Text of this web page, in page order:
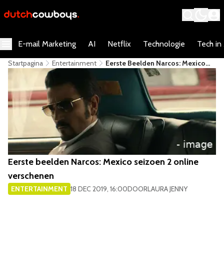
E-mail Marketing AI Netflix Technologie Tech in
Startpagina Entertainment
​Eerste Beelden Narcos: Mexico
Seizoen 2 Online Verschenen
​Eerste beelden Narcos: Mexico seizoen 2 online
verschenen
ENTERTAINMENT 18 DEC 2019, 16:00DOORLAURA JENNY